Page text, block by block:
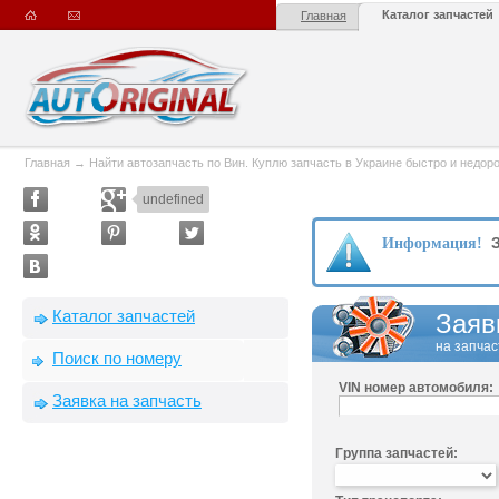
Главная Каталог запчастей
Главная → Найти автозапчасть по Вин. Куплю запчасть в Украине быстро и
undefined
Каталог запчастей
Поиск по номеру
Заявка на запчасть
Информация!
на
VIN номер автомобиля:
Группа запчастей: